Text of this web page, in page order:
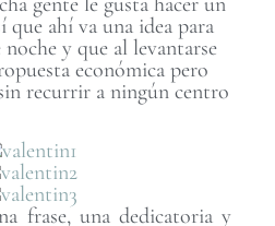
que ahí va una idea para
y que al levantarse
económica pero
recurrir a ningún centro
frase, una dedicatoria y